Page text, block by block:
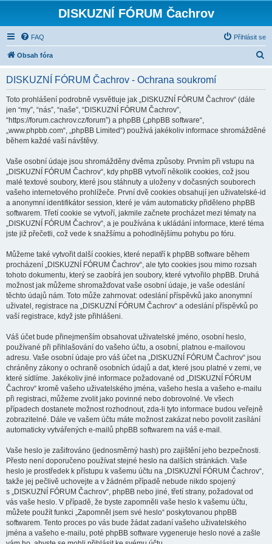
DISKUZNÍ FÓRUM Čachrov
FAQ Přihlásit se
Obsah fóra
DISKUZNÍ FÓRUM Čachrov - Ochrana soukromí
Toto prohlášení podrobně vysvětluje jak „DISKUZNÍ FÓRUM Čachrov“ (dále
jen “my”, “nás”, “naše”, “DISKUZNÍ FÓRUM Čachrov”,
“https://forum.cachrov.cz/forum”) a phpBB („phpBB software“,
„www.phpbb.com“, „phpBB Limited“) používá jakékoliv informace shromážděné
během každé vaší návštěvy.
Vaše osobní údaje jsou shromážděny dvěma způsoby. Prvním při vstupu na
„DISKUZNÍ FÓRUM Čachrov“, kdy phpBB vytvoří několik cookies, což jsou
malé textové soubory, které jsou stáhnuty a uloženy v dočasných souborech
vašeho internetového prohlížeče. První dvě cookies obsahují jen uživatelské-id
a anonymní identifikátor session, které je vám automaticky přiděleno phpBB
softwarem. Třetí cookie se vytvoří, jakmile začnete procházet mezi tématy na
„DISKUZNÍ FÓRUM Čachrov“, a je používána k ukládání informace, které téma
jste již přečetli, což vede k snažšímu a pohodlnějšímu pohybu po fóru.
Můžeme také vytvořit další cookies, které nepatří k phpBB software během
procházení „DISKUZNÍ FÓRUM Čachrov“, ale tyto cookies jsou mimo rozsah
tohoto dokumentu, který se zaobírá jen soubory, které vytvořilo phpBB. Druhá
možnost jak můžeme shromažďovat vaše osobní údaje, je vaše odeslání
těchto údajů nám. Toto může zahrnovat: odeslání příspěvků jako anonymní
uživatel, registrace na „DISKUZNÍ FÓRUM Čachrov“ a odeslání příspěvků po
vaší registrace, když jste přihlášeni.
Váš účet bude přinejmenším obsahovat uživatelské jméno, osobní heslo,
používané při přihlašování do vašeho účtu, a osobní, platnou e-mailovou
adresu. Vaše osobní údaje pro váš účet na „DISKUZNÍ FÓRUM Čachrov“ jsou
chráněny zákony o ochraně osobních údajů a dat, které jsou platné v zemi, ve
které sídlíme. Jakékoliv jiné informace požadované od „DISKUZNÍ FÓRUM
Čachrov“ kromě vašeho uživatelského jména, vašeho hesla a vašeho e-mailu
při registraci, můžeme zvolit jako povinné nebo dobrovolné. Ve všech
případech dostanete možnost rozhodnout, zda-li tyto informace budou veřejně
zobrazitelné. Dále ve vašem účtu máte možnost zakázat nebo povolit zasílání
automaticky vytvářených e-mailů phpBB softwarem na váš e-mail.
Vaše heslo je zašifrováno (jednosměrný hash) pro zajištění jeho bezpečnosti.
Přesto není doporučeno používat stejné heslo na dalších stránkách. Vaše
heslo je prostředek k přístupu k vašemu účtu na „DISKUZNÍ FÓRUM Čachrov“,
takže jej pečlivě uchovejte a v žádném případě nebude nikdo spojený
s „DISKUZNÍ FÓRUM Čachrov“, phpBB nebo jiné, třetí strany, požadovat od
vás vaše heslo. V případě, že byste zapomněli vaše heslo k vašemu účtu,
můžete použít funkci „Zapomněl jsem své heslo“ poskytovanou phpBB
softwarem. Tento proces po vás bude žádat zadaní vašeho uživatelského
jména a vašeho e-mailu, poté phpBB software vygeneruje heslo nové a zašle